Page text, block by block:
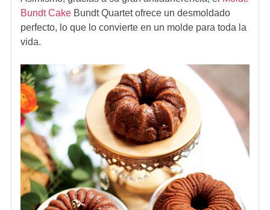
Bundt Cake Bundt Quartetofrece un desmoldado
perfecto, lo que lo convierte en un molde para toda la
vida.